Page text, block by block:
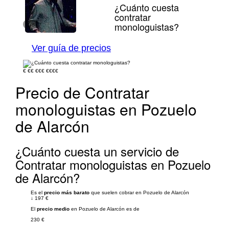
1/8
¿Cuánto cuesta
contratar
monologuistas?
Ver guía de precios
€ €€ €€€ €€€€
Precio de Contratar
monologuistas en Pozuelo
de Alarcón
¿Cuánto cuesta un servicio de
Contratar monologuistas en Pozuelo
de Alarcón?
Es el precio más barato que suelen cobrar en Pozuelo de Alarcón
↓ 197 €
El precio medio en Pozuelo de Alarcón es de
230 €